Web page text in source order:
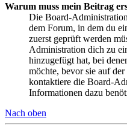
Warum muss mein Beitrag
Die Board-
dem Forum, in dem du
zuerst geprüft werden
Administration dich zu
hinzugefügt hat, bei
möchte, bevor sie auf
kontaktiere die Board-
Informationen dazu
Nach oben